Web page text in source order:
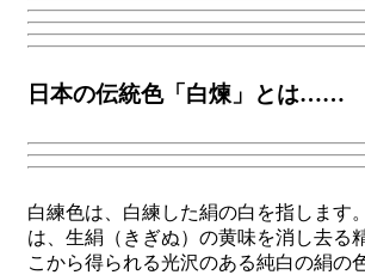
日本の伝統色「白煉」とは……
白練色は、白練した絹の白を指します
は、生絹（きぎぬ）の黄味を消し去る
こから得られる光沢のある純白の絹の